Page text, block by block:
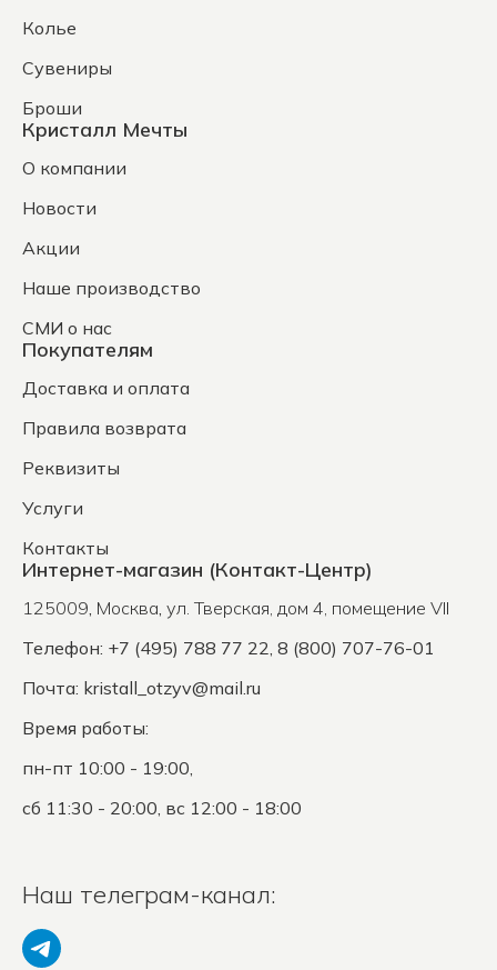
Колье
Сувениры
Броши
Кристалл Мечты
О компании
Новости
Акции
Наше производство
СМИ о нас
Покупателям
Доставка и оплата
Правила возврата
Реквизиты
Услуги
Контакты
Интернет-магазин (Контакт-Центр)
125009, Москва, ул. Тверская, дом 4, помещение VII
Телефон: +7 (495) 788 77 22, 8 (800) 707-76-01
Почта: kristall_otzyv@mail.ru
Время работы:
пн-пт 10:00 - 19:00,
сб 11:30 - 20:00, вс 12:00 - 18:00
Наш телеграм-канал: